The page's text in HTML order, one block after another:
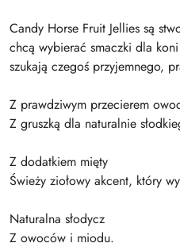
Candy Horse Fruit Jellies są
chcą wybierać smaczki dla
szukają czegoś przyjemnego,
Z prawdziwym przecierem
Z gruszką dla naturalnie
Z dodatkiem mięty
Świeży ziołowy akcent, który
Naturalna słodycz
Z owoców i miodu.